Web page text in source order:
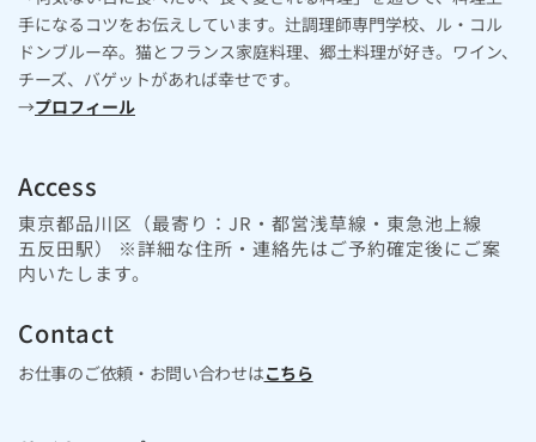
手になるコツをお伝えしています。辻調理師専門学校、ル・コル
ドンブルー卒。猫とフランス家庭料理、郷土料理が好き。ワイン、
チーズ、バゲットがあれば幸せです。
→プロフィール
Access
東京都品川区（最寄り：JR・都営浅草線・東急池上線
五反田駅） ※詳細な住所・連絡先はご予約確定後にご案
内いたします。
Contact
お仕事のご依頼・お問い合わせはこちら